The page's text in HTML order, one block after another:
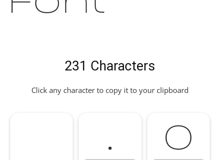
231 Characters
Click any character to copy it to your clipboard
. 0